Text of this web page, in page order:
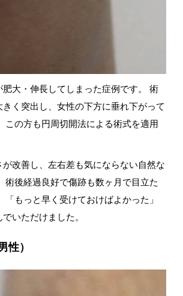
肥大・伸長してしまった症例です。 術
く突出し、女性の下方に垂れ下がって
この方も円周切開法による術式を適用
改善し、左右差も気にならない自然な
術後経過良好で傷跡も数ヶ月で目立た
「もっと早く受けておけばよかった」
いただけました。
性）